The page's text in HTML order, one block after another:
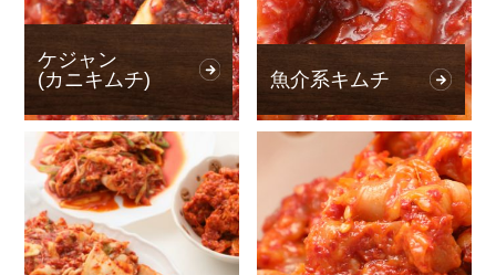
ケジャン
(カニキムチ)
魚介系キムチ